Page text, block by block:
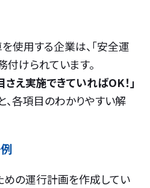
使用する企業は、「安全運
けられています。
さえ実施できていればOK！」
、各項目のわかりやすい解
の運行計画を作成してい